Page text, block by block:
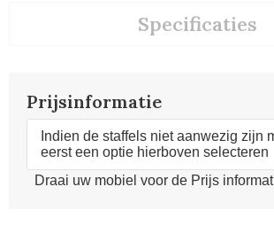
Specificaties
Prijsinformatie
Indien de staffels niet aanwezig zijn
eerst een optie hierboven selecteren
Draai uw mobiel voor de Prijs